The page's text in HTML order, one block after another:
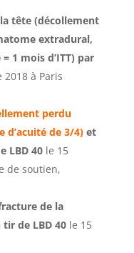
tête (décollement
extradural,
1 mois d’ITT) par
à Paris
perdu
d’acuité de 3/4) et
LBD 40le 15
de soutien,
de la
tir de LBD 40le 15